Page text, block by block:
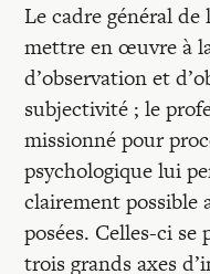
Le cadre général
mettre en œuvre à
d’observation et
subjectivité ; le
missionné pour
psychologique lui
clairement
posées. Celles-ci
trois grands axes